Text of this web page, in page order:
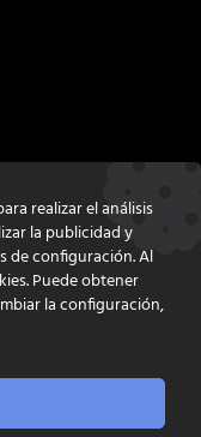
realizar el análisis
la publicidad y
de configuración. Al
Puede obtener
la configuración,